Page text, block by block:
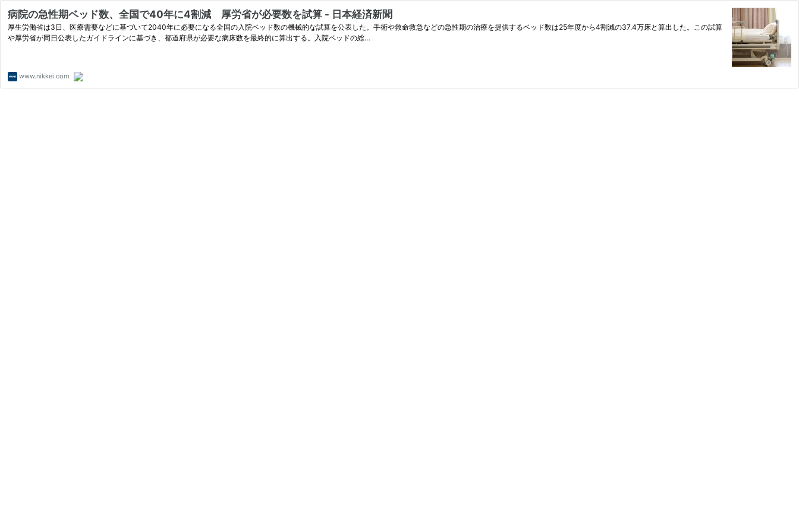
病院の急性期ベッド数、全国で40年に4割減 厚労省が必要数を試算 - 日本経済新聞
厚生労働省は3日、医療需要などに基づいて2040年に必要になる全国の入院ベッド数の機械的な試算を公表した。手術や救命救急などの急性期の治療を提供するベッド数は25年度から4割減の37.4万床と算出した。この試算
や厚労省が同日公表したガイドラインに基づき、都道府県が必要な病床数を最終的に算出する。入院ベッドの総…
www.nikkei.com